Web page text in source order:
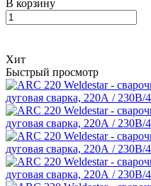
В корзину
Хит
Быстрый просмотр